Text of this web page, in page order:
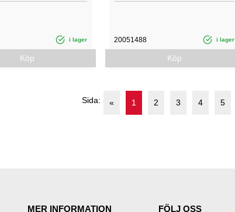
i lager
Köp
20051488 i lager
Köp
Sida: « 1 2 3 4 5
MER INFORMATION FÖLJ OSS